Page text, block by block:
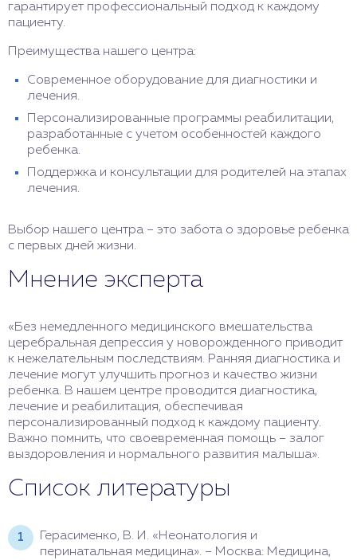
гарантирует профессиональный подход к каждому
пациенту.
Преимущества нашего центра:
Современное оборудование для диагностики и
лечения.
Персонализированные программы реабилитации,
разработанные с учетом особенностей каждого
ребенка.
Поддержка и консультации для родителей на этапах
лечения.
Выбор нашего центра – это забота о здоровье ребенка
с первых дней жизни.
Мнение эксперта
«Без немедленного медицинского вмешательства
церебральная депрессия у новорожденного приводит
к нежелательным последствиям. Ранняя диагностика и
лечение могут улучшить прогноз и качество жизни
ребенка. В нашем центре проводится диагностика,
лечение и реабилитация, обеспечивая
персонализированный подход к каждому пациенту.
Важно помнить, что своевременная помощь – залог
выздоровления и нормального развития малыша».
Список литературы
Герасименко, В. И. «Неонатология и
перинатальная медицина». – Москва: Медицина,